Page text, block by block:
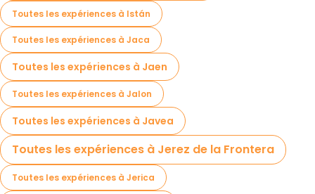
Toutes les expériences à Istán
Toutes les expériences à Jaca
Toutes les expériences à Jaen
Toutes les expériences à Jalon
Toutes les expériences à Javea
Toutes les expériences à Jerez de la Frontera
Toutes les expériences à Jerica